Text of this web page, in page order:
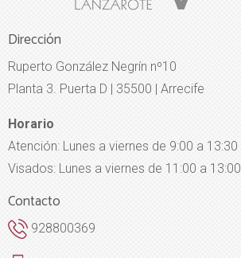
Dirección
Ruperto González Negrín nº10
Planta 3. Puerta D | 35500 | Arrecife
Horario
Atención: Lunes a viernes de 9:00 a 13:30
Visados: Lunes a viernes de 11:00 a 13:00
Contacto
928800369